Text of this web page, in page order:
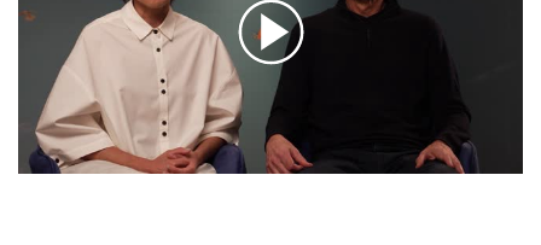
00:00/01:59